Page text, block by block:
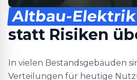
Altbau-Elektrik
statt Risiken
In vielen Bestandsgebäuden
Verteilungen für heutige